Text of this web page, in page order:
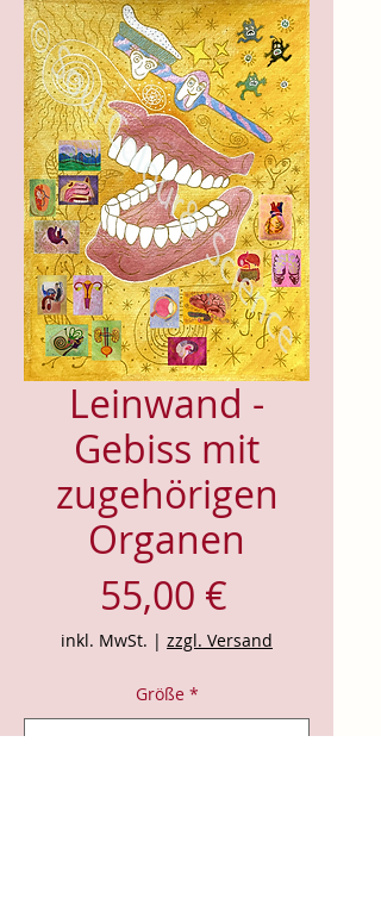
Leinwand -
Gebiss mit
zugehörigen
Organen
55,00 €
inkl. MwSt. | zzgl. Versand
Größe *